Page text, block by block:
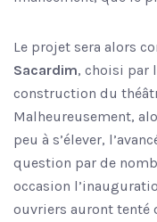
Le projet sera alors
Sacardim, choisi par
construction du
Malheureusement,
peu à s’élever,
question par de
occasion
ouvriers auront tenté